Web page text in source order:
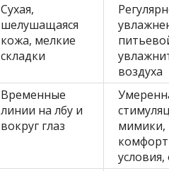
Сухая,
шелушащаяся
кожа, мелкие
складки
воздуха
Временные
линии на лбу и
вокруг глаз
мимики,